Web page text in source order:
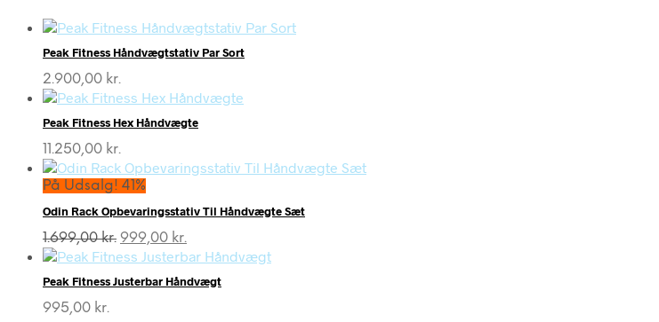
Peak Fitness Håndvægtstativ Par Sort
2.900,00 kr.
Peak Fitness Hex Håndvægte
11.250,00 kr.
På Udsalg! 41%
Odin Rack Opbevaringsstativ Til Håndvægte Sæt
1.699,00kr. Den
oprindelige
var:
999,00 kr.
aktuelle
er:
Peak Fitness Justerbar Håndvægt
995,00 kr.